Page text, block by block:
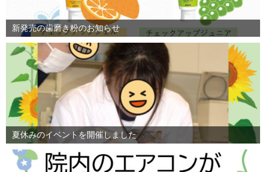
新発売の歯磨き粉のお知らせ
夏休みのイベントを開催しました